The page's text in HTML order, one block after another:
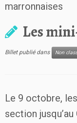
content
marronnaises
Les
Billet publié dans Non
Le 9 octobre,
section